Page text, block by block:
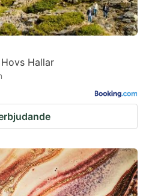
Hallar